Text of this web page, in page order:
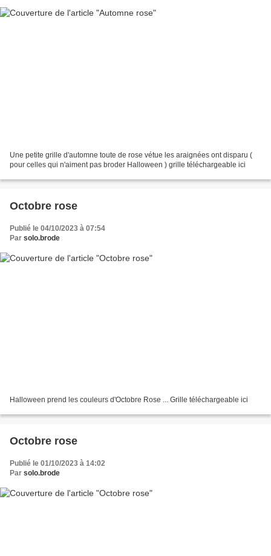
Une petite grille d'automne toute de rose vétue les araignées ont disparu (
pour celles qui n'aiment pas broder Halloween ) grille téléchargeable ici
Octobre rose
Publié le 04/10/2023 à 07:54
Par solo.brode
Halloween prend les couleurs d'Octobre Rose ... Grille téléchargeable ici
Octobre rose
Publié le 01/10/2023 à 14:02
Par solo.brode